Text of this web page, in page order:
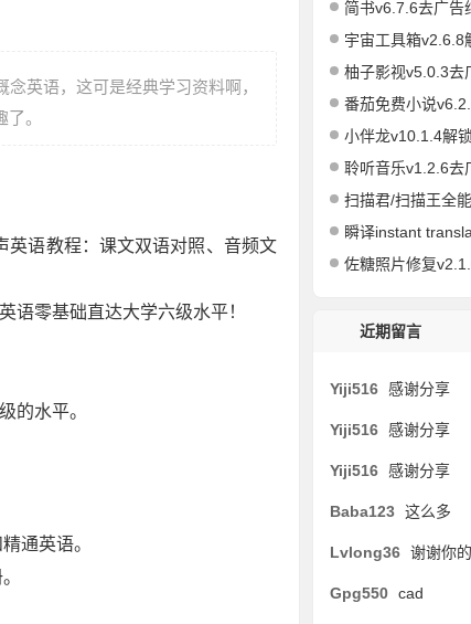
英语，这可是经典学习资料啊，
。
英语教程：课文双语对照、音频文
语零基础直达大学六级水平！
的水平。
通英语。
简书v6.7.6去广告纯净
宇宙工具箱v2.6.8解锁
柚子影视v5.0.3去
番茄免费小说v6.2.5.17
小伴龙v10.1.4解锁vip会员版-
聆听音乐v1.2.6去广
扫描君/扫描王全能
瞬译instant
佐糖照片修复v2.1.0高级版/
近期留言
Yiji516 感谢分享
Yiji516 感谢分享
Yiji516 感谢分享
Baba123 这么多
Lvlong36 谢谢你
Gpg550 cad